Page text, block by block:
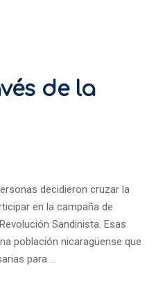
de la
decidieron cruzar la
en la campaña de
Sandinista. Esas
población nicaragüense que
para …